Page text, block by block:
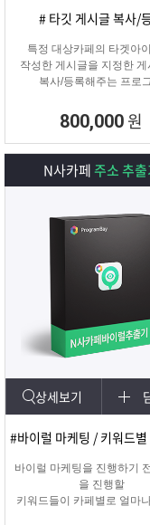
# 타깃 게시글 복사/
특정 대상카페의 타겟아
작성한 게시글을 지정한 게
복사/등록해주는 프로
800,000 원
N사카페주소 추출
상세보기
바이럴 마케팅을 진행하기
을 진행할
키워드들이 카페별로 얼마